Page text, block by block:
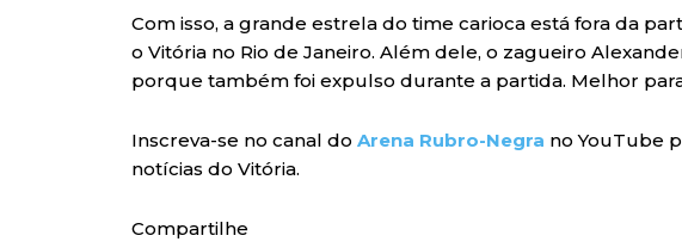
Com isso, a grande estrela do time carioca está fora da
o Vitória no Rio de Janeiro. Além dele, o zagueiro
porque também foi expulso durante a partida. Melhor
Inscreva-se no canal do Arena Rubro-Negra no YouTube
notícias do Vitória.
Compartilhe